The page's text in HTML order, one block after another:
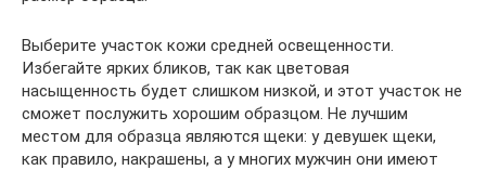
Выберите участок кожи средней освещенности.
Избегайте ярких бликов, так как цветовая
насыщенность будет слишком низкой, и этот участок не
сможет послужить хорошим образцом. Не лучшим
местом для образца являются щеки: у девушек щеки,
как правило, накрашены, а у многих мужчин они имеют